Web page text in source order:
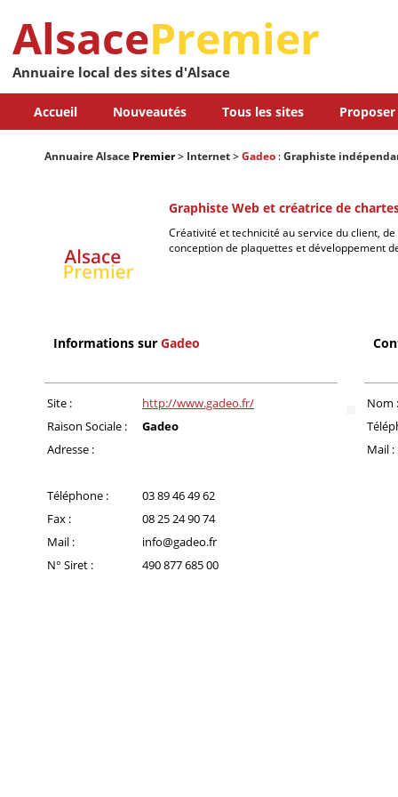
AlsacePremier
Annuaire local des sites d'Alsace
Accueil Nouveautés Tous les sites
Annuaire Alsace Premier> Internet>Gadeo :Graphiste
Graphiste Web et créatrice de
Créativité et technicité au service du client,
conception de plaquettes et développement
Informations sur Gadeo
Site :
http://www.gadeo.fr/
Raison Sociale :
Gadeo
Adresse :
Téléphone :
03 89 46 49 62
Fax :
08 25 24 90 74
Mail :
info@gadeo.fr
N° Siret :
490 877 685 00
Nom :
Mail :